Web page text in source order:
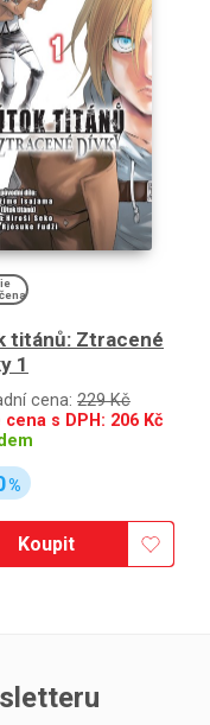
titánů: Ztracené
1
cena: 229 Kč
cena s DPH: 206 Kč
%
Koupit